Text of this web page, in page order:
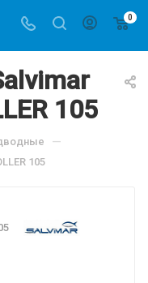
0
105
—
105